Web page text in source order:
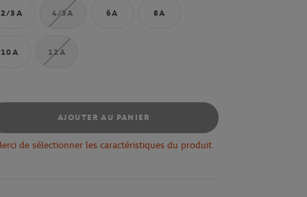
2/3A 4/5A 6A 8A
10A 12A
AJOUTER AU PANIER
de sélectionner les caractéristiques du produit.